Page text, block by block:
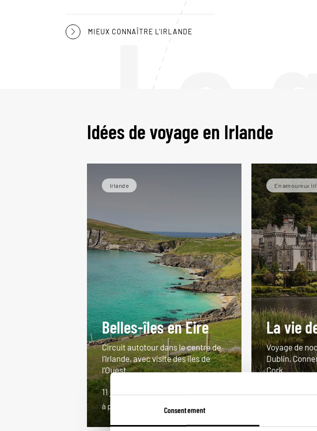
Consentement
Le
MIEUX CONNAÎTRE L'IRLANDE
Idées de voyage en Irlande
Irlande
Belles-îles en Eire
Circuit autotour dans le centre de
l’Irlande, avec visite des îles de
l’Ouest.
11 jours / 10 nuits
à partir de 1750€
En amoureux
La vie
Voyage de
Dublin,
Cork...
à partir de